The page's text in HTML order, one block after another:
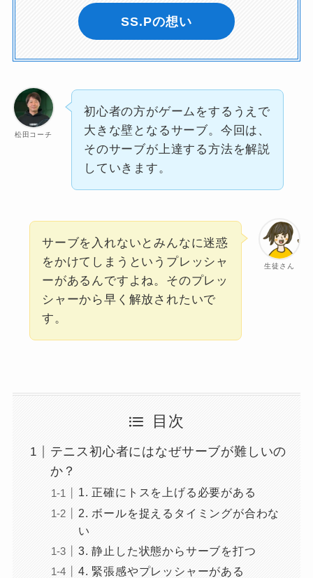
SS.Pの想い
松田コーチ
初心者の方がゲームをするうえで
大きな壁となるサーブ。今回は、
そのサーブが上達する方法を解説
していきます。
生徒さん
サーブを入れないとみんなに迷惑
をかけてしまうというプレッシャ
ーがあるんですよね。そのプレッ
シャーから早く解放されたいで
す。
目次
テニス初心者にはなぜサーブが難しいの
か？
1. 正確にトスを上げる必要がある
2. ボールを捉えるタイミングが合わな
い
3. 静止した状態からサーブを打つ
4. 緊張感やプレッシャーがある